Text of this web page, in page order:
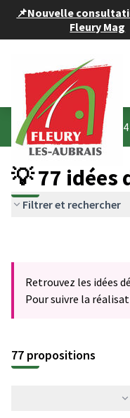
📌Nouvelle
Fleury Mag
Budget participatif 2024
💡 77 idées
Filtrer et rechercher
Retrouvez les idées
Pour suivre la
77 propositions
Panneau de gestion des